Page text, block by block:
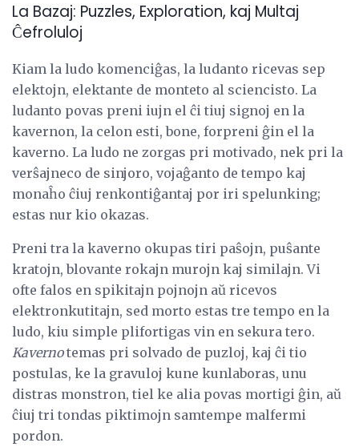
La Bazaj: Puzzles, Exploration, kaj Multaj
Ĉefroluloj
Kiam la ludo komenciĝas, la ludanto ricevas sep
elektojn, elektante de monteto al sciencisto. La
ludanto povas preni iujn el ĉi tiuj signoj en la
kavernon, la celon esti, bone, forpreni ĝin el la
kaverno. La ludo ne zorgas pri motivado, nek pri la
verŝajneco de sinjoro, vojaĝanto de tempo kaj
monaĥo ĉiuj renkontiĝantaj por iri spelunking;
estas nur kio okazas.
Preni tra la kaverno okupas tiri paŝojn, puŝante
kratojn, blovante rokajn murojn kaj similajn. Vi
ofte falos en spikitajn pojnojn aŭ ricevos
elektronkutitajn, sed morto estas tre tempo en la
ludo, kiu simple plifortigas vin en sekura tero.
Kavernotemas pri solvado de puzloj, kaj ĉi tio
postulas, ke la gravuloj kune kunlaboras, unu
distras monstron, tiel ke alia povas mortigi ĝin, aŭ
ĉiuj tri tondas piktimojn samtempe malfermi
pordon.